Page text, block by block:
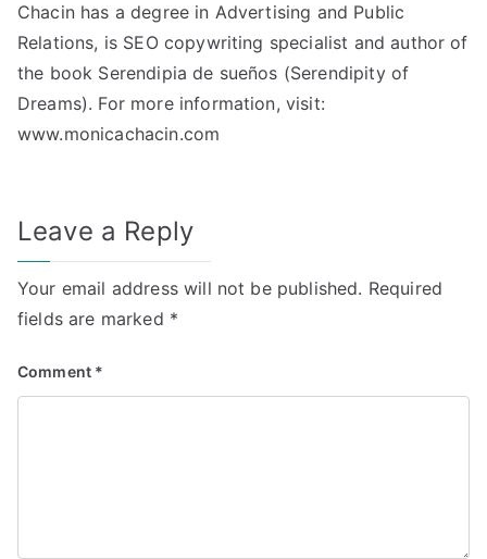
Chacin has a degree in Advertising and Public
Relations, is SEO copywriting specialist and author of
the book Serendipia de sueños (Serendipity of
Dreams). For more information, visit:
www.monicachacin.com
Leave a Reply
Your email address will not be published. Required
fields are marked *
Comment *